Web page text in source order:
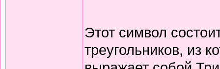
Этот символ
треугольников, из